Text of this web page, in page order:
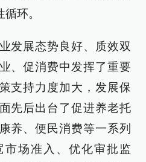
环。
发展态势良好、质效双
、促消费中发挥了重要
支持力度加大，发展保
先后出台了促进养老托
养、便民消费等一系列
场准入、优化审批监